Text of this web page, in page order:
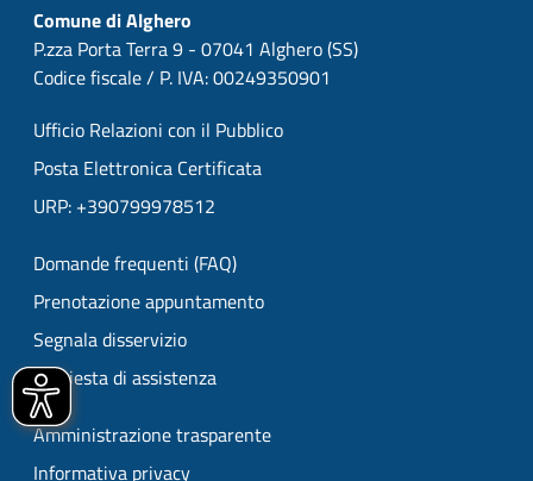
Comune di Alghero
P.zza Porta Terra 9 - 07041 Alghero (SS)
Codice fiscale / P. IVA: 00249350901
Ufficio Relazioni con il Pubblico
Posta Elettronica Certificata
URP: +390799978512
Domande frequenti (FAQ)
Prenotazione appuntamento
Segnala disservizio
Richiesta di assistenza
Amministrazione trasparente
Informativa privacy